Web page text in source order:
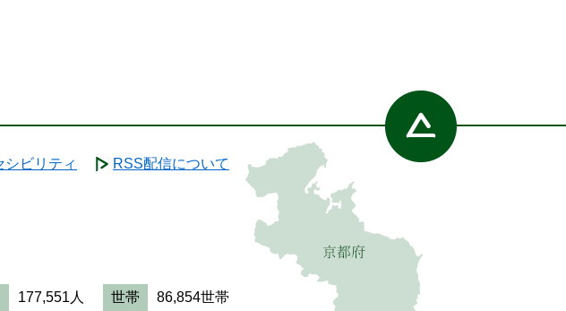
シビリティ RSS配信について
177,551人 世帯 86,854世帯